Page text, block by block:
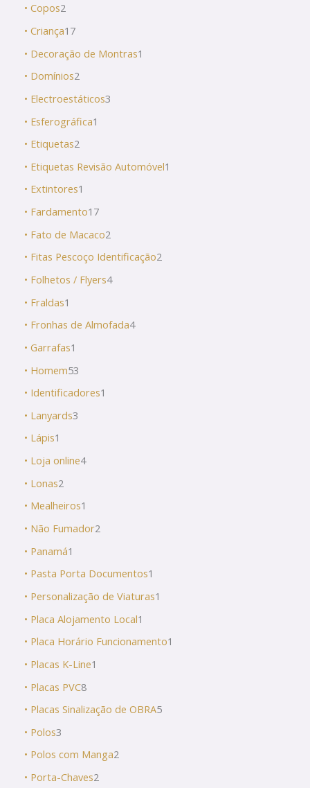
• Copos2
• Criança17
• Decoração de Montras1
• Domínios2
• Electroestáticos3
• Esferográfica1
• Etiquetas2
• Etiquetas Revisão Automóvel1
• Extintores1
• Fardamento17
• Fato de Macaco2
• Fitas Pescoço Identificação2
• Folhetos / Flyers4
• Fraldas1
• Fronhas de Almofada4
• Garrafas1
• Homem53
• Identificadores1
• Lanyards3
• Lápis1
• Loja online4
• Lonas2
• Mealheiros1
• Não Fumador2
• Panamá1
• Pasta Porta Documentos1
• Personalização de Viaturas1
• Placa Alojamento Local1
• Placa Horário Funcionamento1
• Placas K-Line1
• Placas PVC8
• Placas Sinalização de OBRA5
• Polos3
• Polos com Manga2
• Porta-Chaves2